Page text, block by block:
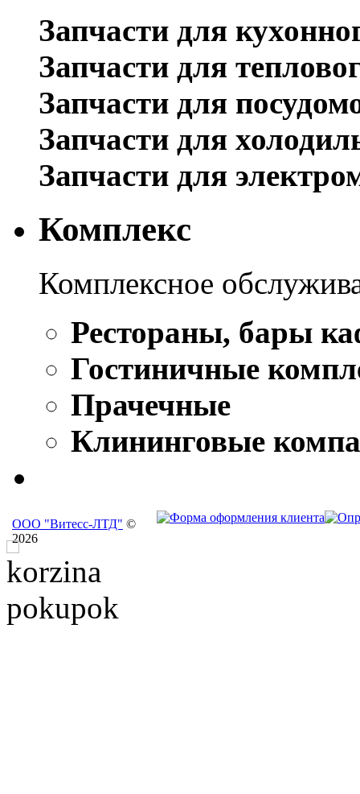
Запчасти для
Запчасти для
Запчасти для
Запчасти для
Запчасти для
Комплекс
Комплексное
Рестораны, бары
Гостиничные
Прачечные
Клининговые
ООО "Витесс-ЛТД" ©
2026